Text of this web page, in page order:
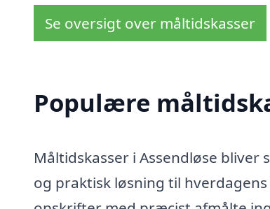
Se oversigt over måltidskasser
Populære
Måltidskasser i Assendløse
og praktisk løsning til